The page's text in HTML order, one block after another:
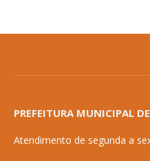
PREFEITURA MUNICIPAL
Atendimento de segunda a